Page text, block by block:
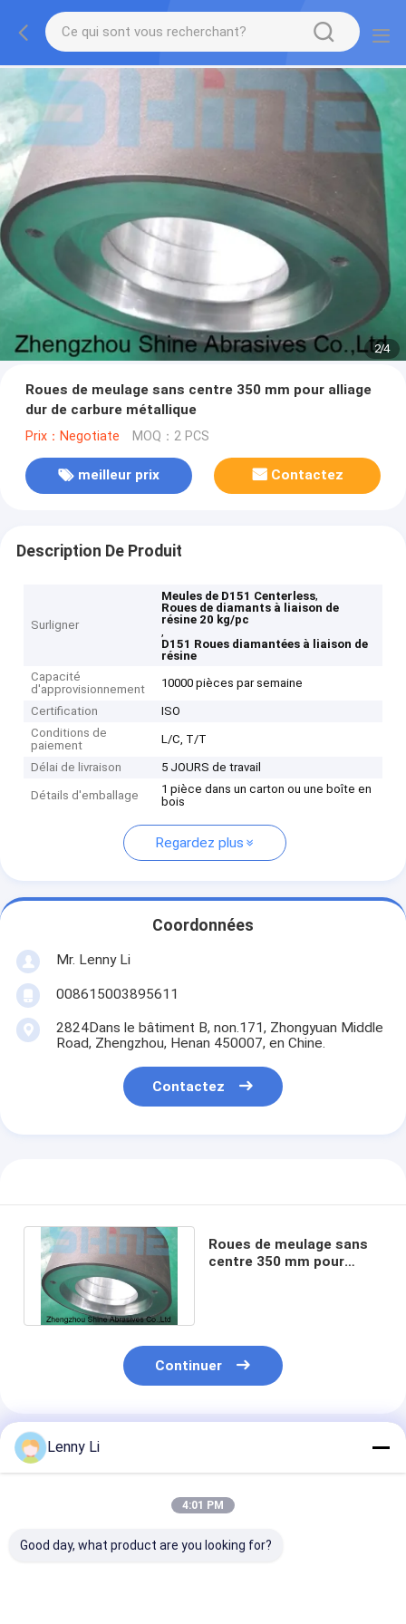
2/4
Roues de meulage sans centre 350 mm pour alliage
dur de carbure métallique
Prix：Negotiate MOQ：2 PCS
meilleur prix Contactez
Description De Produit
Surligner
Meules de D151 Centerless,
Roues de diamants à liaison de
résine 20 kg/pc
,
D151 Roues diamantées à liaison de
résine
Capacité
d'approvisionnement
10000 pièces par semaine
Certification
ISO
Conditions de
paiement
L/C, T/T
Délai de livraison 5 JOURS de travail
Détails d'emballage
1 pièce dans un carton ou une boîte en
bois
Regardez plus
Coordonnées
Mr. Lenny Li
008615003895611
2824Dans le bâtiment B, non.171, Zhongyuan Middle
Road, Zhengzhou, Henan 450007, en Chine.
Contactez
Roues de meulage sans
centre 350 mm pour
Continuer
Produits Recommandés
Lenny Li
4:01 PM
Good day, what product are you looking for?